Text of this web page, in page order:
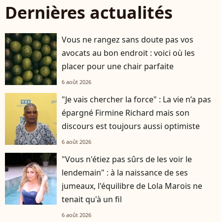
Dernières actualités
Vous ne rangez sans doute pas vos
avocats au bon endroit : voici où les
placer pour une chair parfaite
6 août 2026
"Je vais chercher la force" : La vie n’a pas
épargné Firmine Richard mais son
discours est toujours aussi optimiste
6 août 2026
"Vous n'étiez pas sûrs de les voir le
lendemain" : à la naissance de ses
jumeaux, l'équilibre de Lola Marois ne
tenait qu'à un fil
6 août 2026